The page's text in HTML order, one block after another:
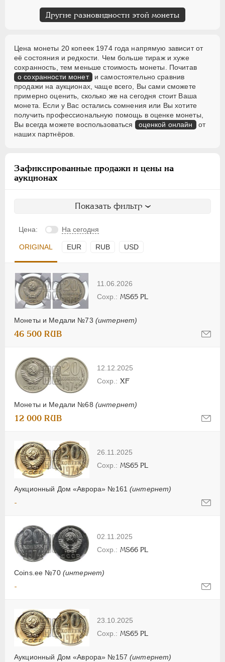
Другие разновидности этой монеты
Цена монеты 20 копеек 1974 года напрямую зависит от
её состояния и редкости. Чем больше тираж и хуже
сохранность, тем меньше стоимость монеты. Почитав
о сохранности монет и самостоятельно сравнив
продажи на аукционах, чаще всего, Вы сами сможете
примерно оценить, сколько же на сегодня стоит Ваша
монета. Если у Вас остались сомнения или Вы хотите
получить профессиональную помощь в оценке монеты,
Вы всегда можете воспользоваться
оценкой онлайн от
наших партнёров.
Зафиксированные продажи и цены на
аукционах
Показать фильтр
Цена: На сегодня
ORIGINAL EUR RUB USD
11.06.2026
Монеты и Медали №73 (интернет)
MS65 PL
46 500 RUB
12.12.2025
Монеты и Медали №68 (интернет)
XF
12 000 RUB
26.11.2025
Аукционный Дом «Аврора» №161(интернет)
MS65 PL
-
02.11.2025
Coins.ee №70 (интернет)
MS66 PL
-
23.10.2025
Аукционный Дом «Аврора» №157(интернет)
MS65 PL